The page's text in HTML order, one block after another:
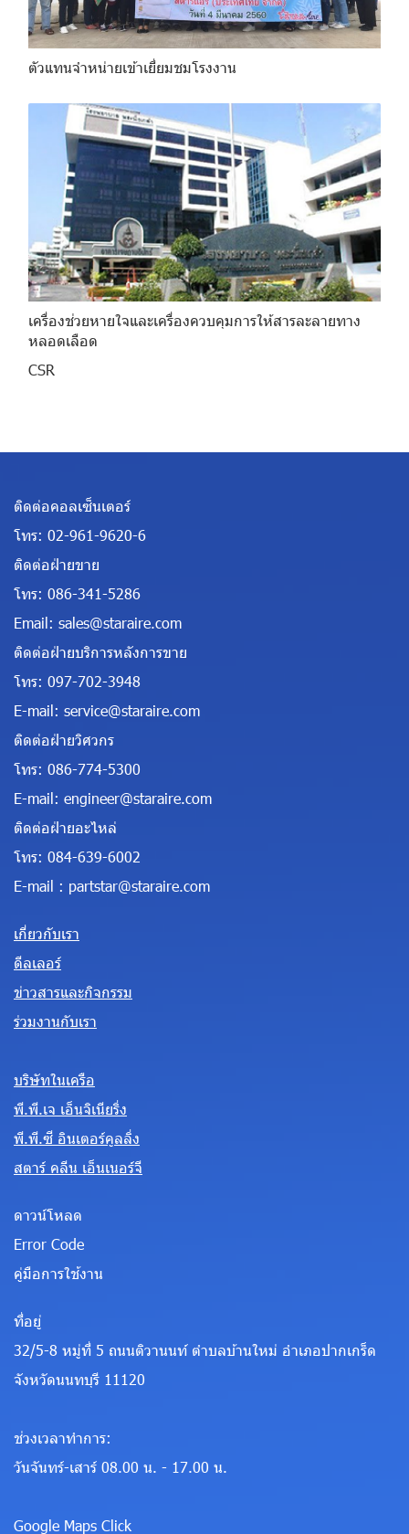
ตัวแทนจำหน่ายเข้าเยี่ยมชมโรงงาน
เครื่องช่วยหายใจและเครื่องควบคุมการให้สารละลายทาง
หลอดเลือด
CSR
ติดต่อคอลเซ็นเตอร์
โทร: 02-961-9620-6
ติดต่อฝ่ายขาย
โทร: 086-341-5286
Email: sales@staraire.com
ติดต่อฝ่ายบริการหลังการขาย
โทร: 097-702-3948
E-mail: service@staraire.com
ติดต่อฝ่ายวิศวกร
โทร: 086-774-5300
E-mail: engineer@staraire.com
ติดต่อฝ่ายอะไหล่
โทร: 084-639-6002
E-mail : partstar@staraire.com
เกี่ยวกับเรา
ดีลเลอร์
ข่าวสารและกิจกรรม
ร่วมงานกับเรา
บริษัทในเครือ
พี.พี.เจ เอ็นจิเนียริ่ง
พี.พี.ซี อินเตอร์คูลลิ่ง
สตาร์ คลีน เอ็นเนอร์จี
ดาวน์โหลด
Error Code
คู่มือการใช้งาน
ที่อยู่
32/5-8 หมู่ที่ 5 ถนนติวานนท์ ตำบลบ้านใหม่ อำเภอปากเกร็ด
จังหวัดนนทบุรี 11120
ช่วงเวลาทำการ:
วันจันทร์-เสาร์ 08.00 น. - 17.00 น.
Google Maps Click